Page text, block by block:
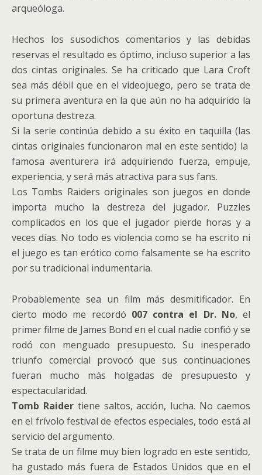
arqueóloga.
Hechos los susodichos comentarios y las debidas
reservas el resultado es óptimo, incluso superior a las
dos cintas originales. Se ha criticado que Lara Croft
sea más débil que en el videojuego, pero se trata de
su primera aventura en la que aún no ha adquirido la
oportuna destreza.
Si la serie continúa debido a su éxito en taquilla (las
cintas originales funcionaron mal en este sentido) la
famosa aventurera irá adquiriendo fuerza, empuje,
experiencia, y será más atractiva para sus fans.
Los Tombs Raiders originales son juegos en donde
importa mucho la destreza del jugador. Puzzles
complicados en los que el jugador pierde horas y a
veces días. No todo es violencia como se ha escrito ni
el juego es tan erótico como falsamente se ha escrito
por su tradicional indumentaria.
Probablemente sea un film más desmitificador. En
cierto modo me recordó 007 contra el Dr. No, el
primer filme de James Bond en el cual nadie confió y se
rodó con menguado presupuesto. Su inesperado
triunfo comercial provocó que sus continuaciones
fueran mucho más holgadas de presupuesto y
espectacularidad.
Tomb Raidertiene saltos, acción, lucha. No caemos
en el frívolo festival de efectos especiales, todo está al
servicio del argumento.
Se trata de un filme muy bien logrado en este sentido,
ha gustado más fuera de Estados Unidos que en el